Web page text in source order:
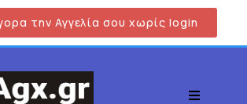
την Αγγελία σου χωρίς login